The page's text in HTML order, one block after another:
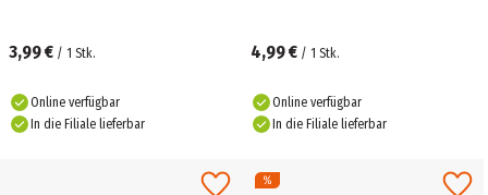
3,99 € / 1 Stk.
Online verfügbar
In die Filiale lieferbar
4,99 € / 1 Stk.
Online verfügbar
In die Filiale lieferbar